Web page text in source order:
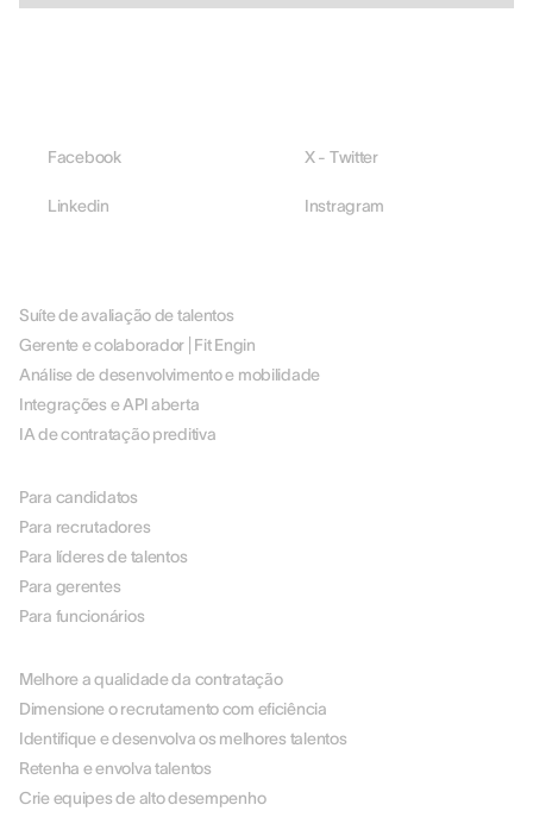
Facebook X - Twitter
Linkedin Instragram
Suíte de avaliação de talentos
Gerente e colaborador | Fit Engin
Análise de desenvolvimento e mobilidade
Integrações e API aberta
IA de contratação preditiva
Para candidatos
Para recrutadores
Para líderes de talentos
Para gerentes
Para funcionários
Melhore a qualidade da contratação
Dimensione o recrutamento com eficiência
Identifique e desenvolva os melhores talentos
Retenha e envolva talentos
Crie equipes de alto desempenho